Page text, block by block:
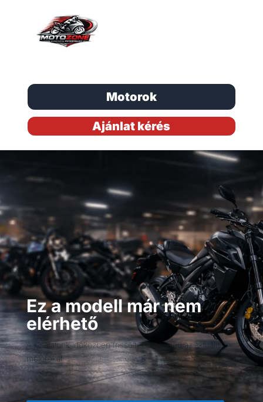
Motorok
Ajánlat kérés
Ez a modell már nem
elérhető
A kínálatunk időközben frissült – nézd meg az aktuális
motorokat.